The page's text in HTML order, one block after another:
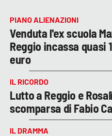
PIANO ALIENAZIONI
Venduta l'ex scuola
Reggio incassa quasi
euro
IL RICORDO
Lutto a Reggio e
scomparsa di Fabio
IL DRAMMA